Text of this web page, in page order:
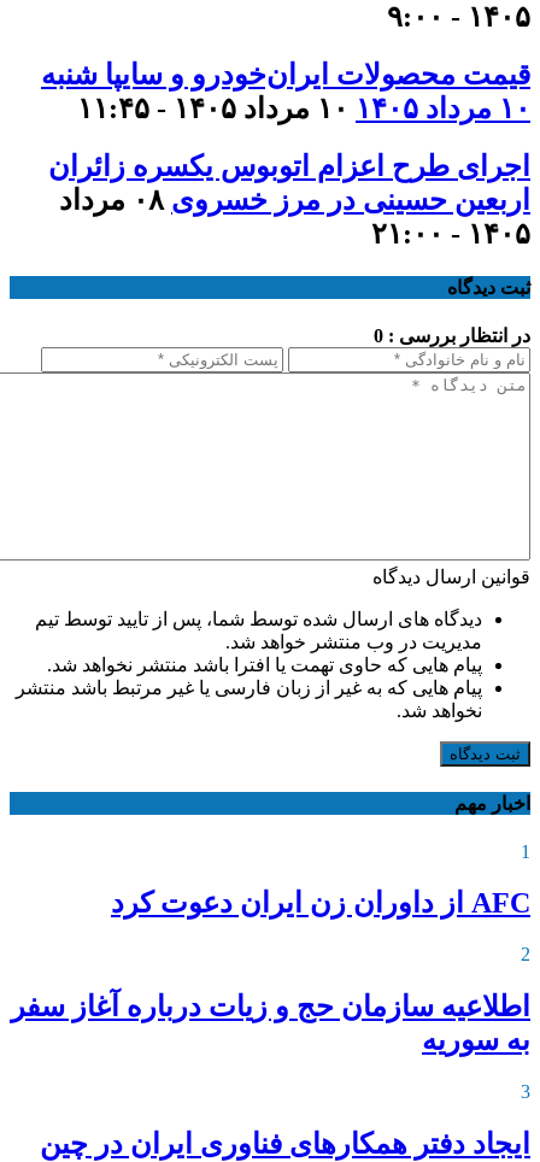
۱۴۰۵ - ۹:۰۰
قیمت محصولات ایران‌خودرو و سایپا شنبه
۱۰ مرداد ۱۴۰۵
۱۰ مرداد ۱۴۰۵ - ۱۱:۴۵
اجرای طرح اعزام اتوبوس یکسره زائران
اربعین حسینی در مرز خسروی
۰۸ مرداد
۱۴۰۵ - ۲۱:۰۰
ثبت دیدگاه
در انتظار بررسی : 0
قوانین ارسال دیدگاه
دیدگاه های ارسال شده توسط شما، پس از تایید توسط تیم
مدیریت در وب منتشر خواهد شد.
پیام هایی که حاوی تهمت یا افترا باشد منتشر نخواهد شد.
پیام هایی که به غیر از زبان فارسی یا غیر مرتبط باشد منتشر
نخواهد شد.
ثبت دیدگاه
اخبار مهم
1
AFC از داوران زن ایران دعوت کرد
2
اطلاعیه‌ سازمان حج و زیات درباره آغاز سفر
به سوریه
3
ایجاد دفتر همکارهای فناوری ایران در چین